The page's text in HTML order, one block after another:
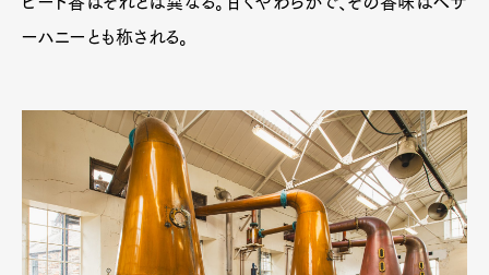
ーハニーとも称される。